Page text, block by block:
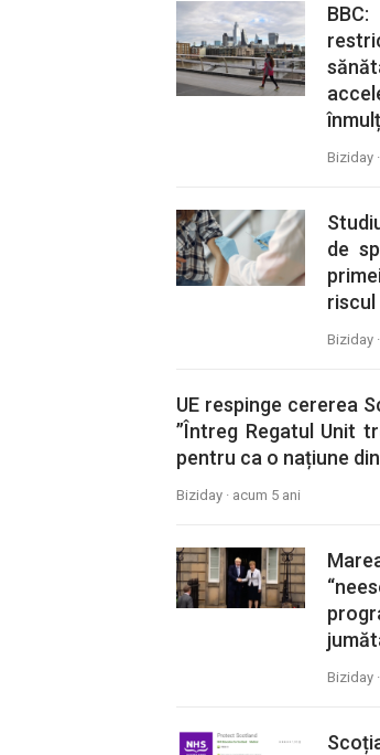
Biziday ·
de
riscul
Biziday ·
UE respinge cererea
”Întreg Regatul Unit
pentru ca o națiune
Biziday · acum 5 ani
Biziday ·